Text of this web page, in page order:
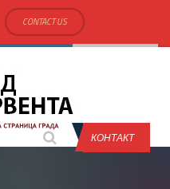
CONTACT US
КОНТАКТ